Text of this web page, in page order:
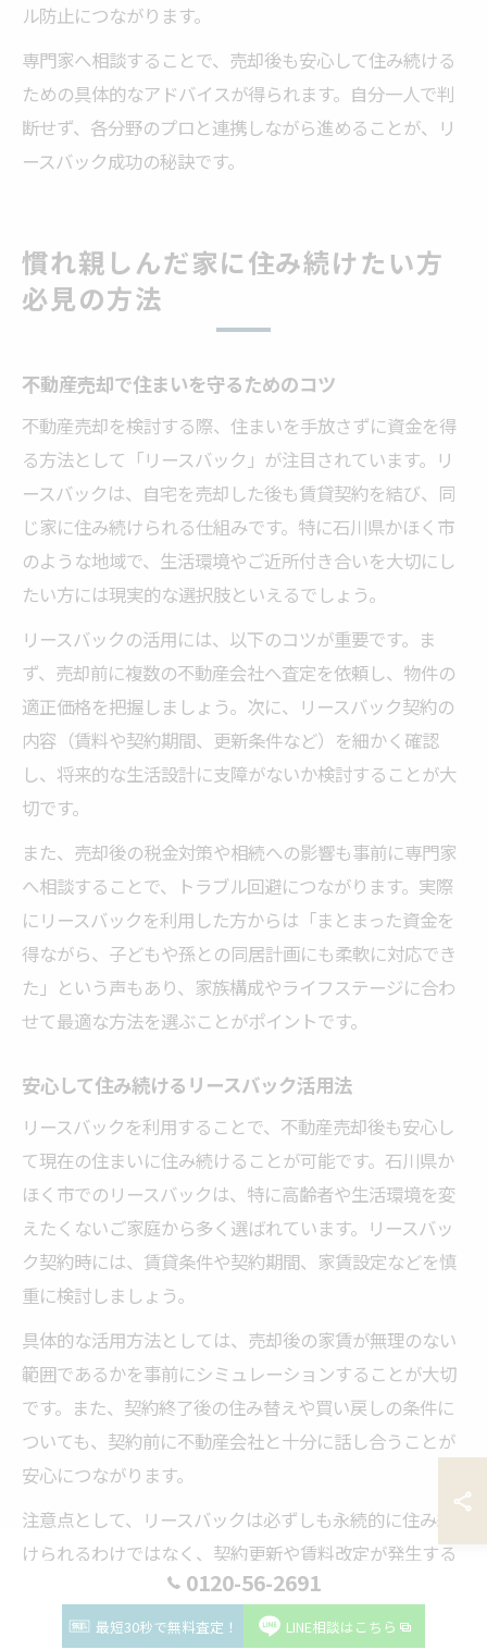
ル防止につながります。
専門家へ相談することで、売却後も安心して住み続ける
ための具体的なアドバイスが得られます。自分一人で判
断せず、各分野のプロと連携しながら進めることが、リ
ースバック成功の秘訣です。
慣れ親しんだ家に住み続けたい方
必見の方法
不動産売却で住まいを守るためのコツ
不動産売却を検討する際、住まいを手放さずに資金を得
る方法として「リースバック」が注目されています。リ
ースバックは、自宅を売却した後も賃貸契約を結び、同
じ家に住み続けられる仕組みです。特に石川県かほく市
のような地域で、生活環境やご近所付き合いを大切にし
たい方には現実的な選択肢といえるでしょう。
リースバックの活用には、以下のコツが重要です。ま
ず、売却前に複数の不動産会社へ査定を依頼し、物件の
適正価格を把握しましょう。次に、リースバック契約の
内容（賃料や契約期間、更新条件など）を細かく確認
し、将来的な生活設計に支障がないか検討することが大
切です。
また、売却後の税金対策や相続への影響も事前に専門家
へ相談することで、トラブル回避につながります。実際
にリースバックを利用した方からは「まとまった資金を
得ながら、子どもや孫との同居計画にも柔軟に対応でき
た」という声もあり、家族構成やライフステージに合わ
せて最適な方法を選ぶことがポイントです。
安心して住み続けるリースバック活用法
リースバックを利用することで、不動産売却後も安心し
て現在の住まいに住み続けることが可能です。石川県か
ほく市でのリースバックは、特に高齢者や生活環境を変
えたくないご家庭から多く選ばれています。リースバッ
ク契約時には、賃貸条件や契約期間、家賃設定などを慎
重に検討しましょう。
具体的な活用方法としては、売却後の家賃が無理のない
範囲であるかを事前にシミュレーションすることが大切
です。また、契約終了後の住み替えや買い戻しの条件に
ついても、契約前に不動産会社と十分に話し合うことが
安心につながります。
注意点として、リースバックは必ずしも永続的に住み続
けられるわけではなく、契約更新や賃料改定が発生する
場合もあります。過去の利用者からは「契約内容を細か
く確認しておけば、想定外のトラブルを避けられた」と
0120-56-2691
最短30秒で無料査定！ LINE相談はこちら